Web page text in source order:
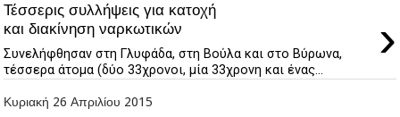
Τέσσερις συλλήψεις για κατοχή
και διακίνηση ναρκωτικών
›
Συνελήφθησαν στη Γλυφάδα, στη Βούλα και στο Βύρωνα,
τέσσερα άτομα (δύο 33χρονοι, μία 33χρονη και ένας...
Κυριακή 26 Απριλίου 2015